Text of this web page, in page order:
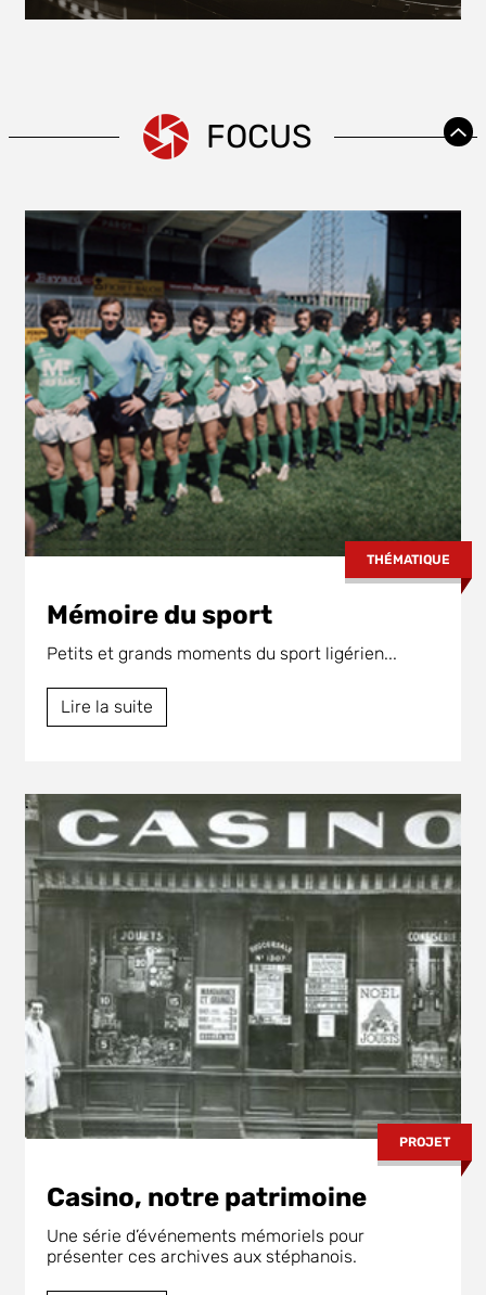
FOCUS
.
THÉMATIQUE
Mémoire du sport
Petits et grands moments du sport ligérien...
Lire la suite
.
PROJET
Casino, notre patrimoine
Une série d’événements mémoriels pour
présenter ces archives aux stéphanois.